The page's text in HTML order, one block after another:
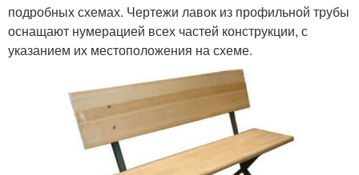
подробных схемах. Чертежи лавок из профильной трубы
оснащают нумерацией всех частей конструкции, с
указанием их местоположения на схеме.